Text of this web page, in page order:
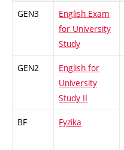
GEN3
English Exam
for University
Study
GEN2
English for
University
Study II
BF Fyzika